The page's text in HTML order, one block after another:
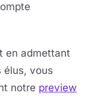
en admettant
élus, vous
notre preview